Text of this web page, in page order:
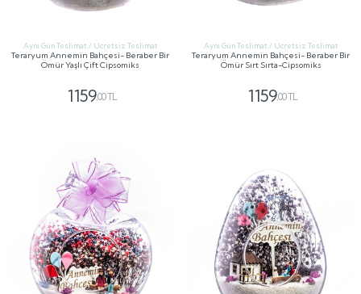
Aynı Gün Teslimat / Ücretsiz Teslimat
Teraryum Annemin Bahçesi- Beraber Bir
Ömür Yaşlı Çift Cipsomiks
1159,00 TL
Aynı Gün Teslimat / Ücretsiz Teslimat
Teraryum Annemin Bahçesi- Beraber Bir
Ömür Sırt Sırta-Cipsomiks
1159,00 TL